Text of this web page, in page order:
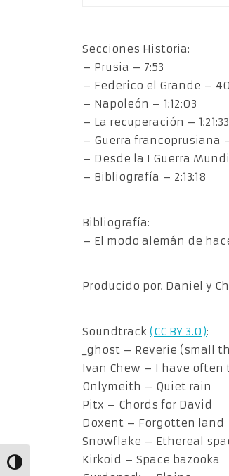
Alternar alto contraste
Secciones Historia:
– Prusia – 7:53
– Federico el Grande –
– Napoleón – 1:12:03
– La recuperación – 1:21:33
– Guerra francoprusiana –
– Desde la I Guerra
– Bibliografía – 2:13:18
Bibliografía:
– El modo alemán de
Producido por: Daniel y
Soundtrack (CC BY 3.0):
_ghost – Reverie (small
Ivan Chew – I have often
Onlymeith – Quiet rain
Pitx – Chords for David
Doxent – Forgotten land
Snowflake – Ethereal
Kirkoid – Space bazooka